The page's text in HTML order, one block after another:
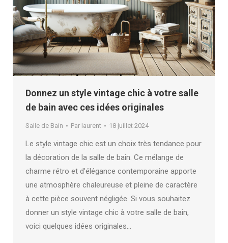
Donnez un style vintage chic à votre salle
de bain avec ces idées originales
Salle de Bain Par laurent 18 juillet 2024
Le style vintage chic est un choix très tendance pour
la décoration de la salle de bain. Ce mélange de
charme rétro et d’élégance contemporaine apporte
une atmosphère chaleureuse et pleine de caractère
à cette pièce souvent négligée. Si vous souhaitez
donner un style vintage chic à votre salle de bain,
voici quelques idées originales…